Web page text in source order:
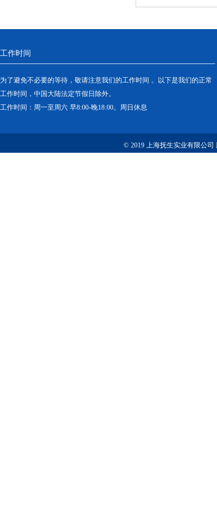
工作时间
为了避免不必要的等待，敬请注意我们的工作时间 。以下是我们的正常
工作时间，中国大陆法定节假日除外。
工作时间：周一至周六 早8:00-晚18:00。周日休息
© 2019 上海抚生实业有限公司